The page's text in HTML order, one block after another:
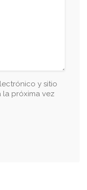
y sitio
la próxima vez